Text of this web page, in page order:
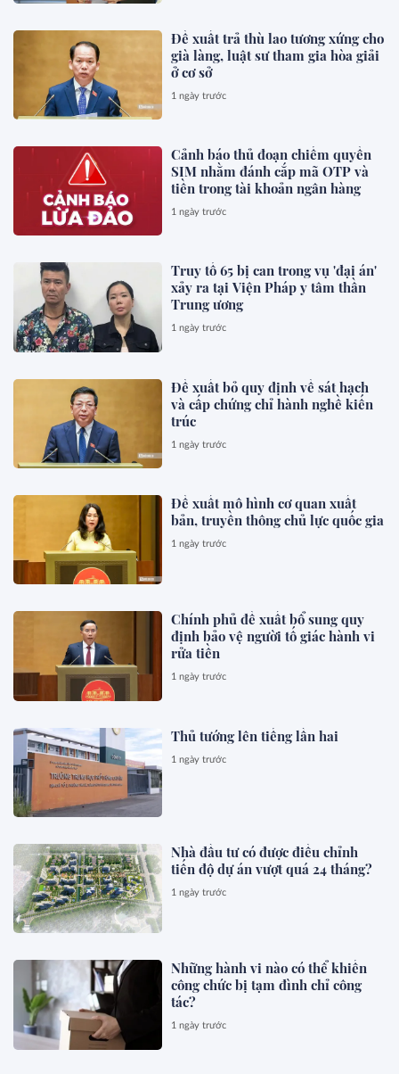
Đề xuất trả thù lao tương xứng cho
già làng, luật sư tham gia hòa giải
ở cơ sở
1 ngày trước
Cảnh báo thủ đoạn chiếm quyền
SIM nhằm đánh cắp mã OTP và
tiền trong tài khoản ngân hàng
1 ngày trước
Truy tố 65 bị can trong vụ 'đại án'
xảy ra tại Viện Pháp y tâm thần
Trung ương
1 ngày trước
Đề xuất bỏ quy định về sát hạch
và cấp chứng chỉ hành nghề kiến
trúc
1 ngày trước
Đề xuất mô hình cơ quan xuất
bản, truyền thông chủ lực quốc gia
1 ngày trước
Chính phủ đề xuất bổ sung quy
định bảo vệ người tố giác hành vi
rửa tiền
1 ngày trước
Thủ tướng lên tiếng lần hai
1 ngày trước
Nhà đầu tư có được điều chỉnh
tiến độ dự án vượt quá 24 tháng?
1 ngày trước
Những hành vi nào có thể khiến
công chức bị tạm đình chỉ công
tác?
1 ngày trước